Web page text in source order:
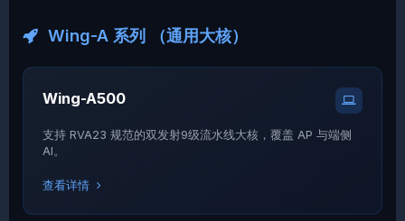
Wing-A 系列 （通用大核）
Wing-A500
支持 RVA23 规范的双发射9级流水线大核，覆盖 AP 与端侧
AI。
查看详情